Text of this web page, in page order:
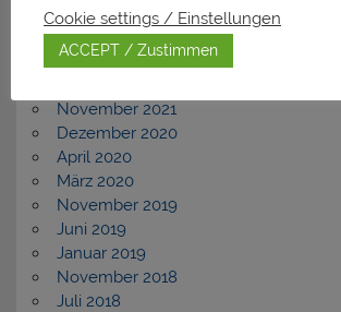
September 2023
Dezember 2022
Juli 2022
November 2021
Dezember 2020
April 2020
März 2020
November 2019
Juni 2019
Januar 2019
November 2018
Juli 2018
Cookie settings / Einstellungen
ACCEPT / Zustimmen